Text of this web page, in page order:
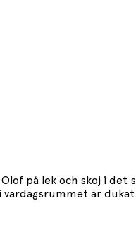
på lek och skoj i
är